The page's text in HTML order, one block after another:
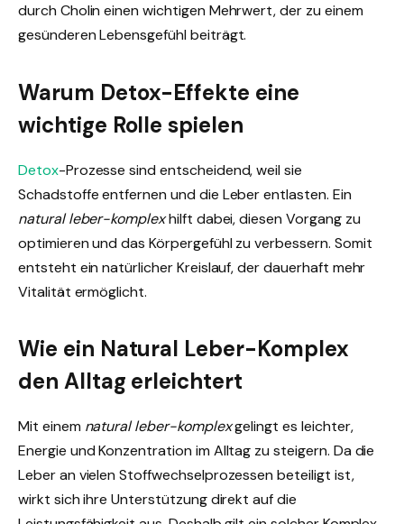
durch Cholin einen wichtigen Mehrwert, der zu einem
gesünderen Lebensgefühl beiträgt.
Warum Detox-Effekte eine
wichtige Rolle spielen
Detox-Prozesse sind entscheidend, weil sie
Schadstoffe entfernen und die Leber entlasten. Ein
natural leber-komplexhilft dabei, diesen Vorgang zu
optimieren und das Körpergefühl zu verbessern. Somit
entsteht ein natürlicher Kreislauf, der dauerhaft mehr
Vitalität ermöglicht.
Wie ein Natural Leber-Komplex
den Alltag erleichtert
Mit einem natural leber-komplexgelingt es leichter,
Energie und Konzentration im Alltag zu steigern. Da die
Leber an vielen Stoffwechselprozessen beteiligt ist,
wirkt sich ihre Unterstützung direkt auf die